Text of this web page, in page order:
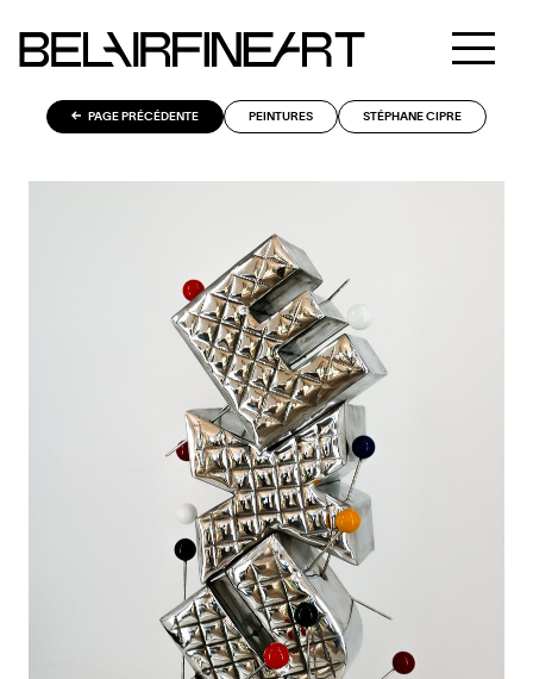
PAGE PRÉCÉDENTE PEINTURES STÉPHANE CIPRE